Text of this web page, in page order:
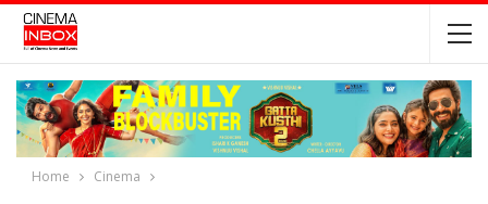
Home Cinema